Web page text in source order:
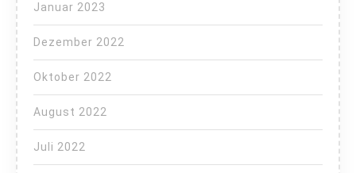
Januar 2023
Dezember 2022
Oktober 2022
August 2022
Juli 2022